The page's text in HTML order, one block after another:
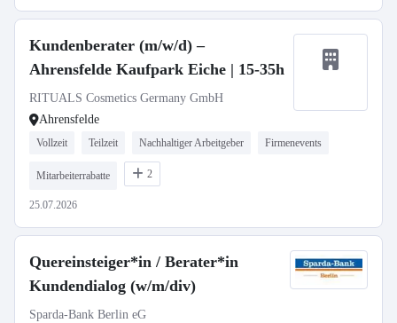
Kundenberater (m/w/d) –
Ahrensfelde Kaufpark Eiche | 15-35h
RITUALS Cosmetics Germany GmbH
Ahrensfelde
Vollzeit Teilzeit Nachhaltiger Arbeitgeber Firmenevents
Mitarbeiterrabatte 2
25.07.2026
Quereinsteiger*in / Berater*in
Kundendialog (w/m/div)
Sparda-Bank Berlin eG